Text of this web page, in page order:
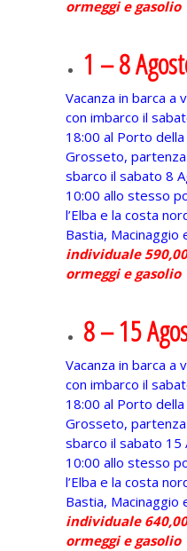
ormeggi e gasolio
1 – 8
Vacanza in barca a
con imbarco il
18:00 al Porto
Grosseto,
sbarco il sabato 8
10:00 allo stesso
l’Elba e la costa
Bastia, Macinaggio
individuale
ormeggi e gasolio
8 – 15
Vacanza in barca a
con imbarco il
18:00 al Porto
Grosseto,
sbarco il sabato
10:00 allo stesso
l’Elba e la costa
Bastia, Macinaggio
individuale
ormeggi e gasolio